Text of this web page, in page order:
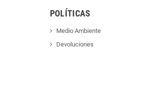
POLÍTICAS
Medio Ambiente
Devoluciones